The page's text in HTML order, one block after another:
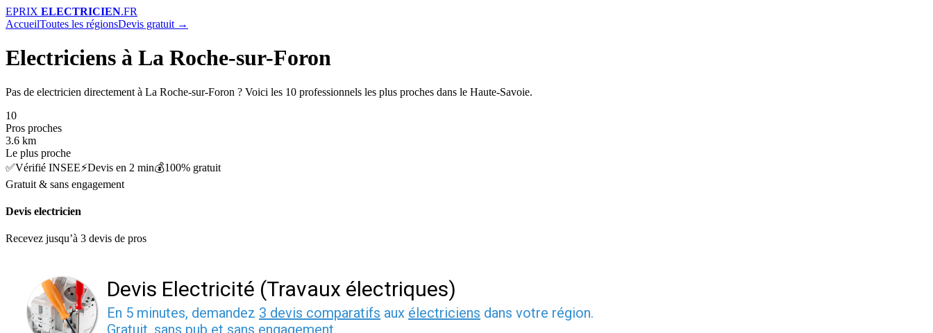
EPRIX ELECTRICIEN.FR
AccueilToutes les régionsDevis gratuit →
Electriciens à La Roche-sur-Foron
Pas de electricien directement à La Roche-sur-Foron ? Voici les 10 professionnels les plus proches dans le Haute-Savoie.
10
Pros proches
3.6 km
Le plus proche
✅Vérifié INSEE⚡Devis en 2 min💰100% gratuit
Gratuit & sans engagement
Devis electricien
Recevez jusqu’à 3 devis de pros
Devis Electricité (Travaux électriques)
En 5 minutes, demandez 3 devis comparatifs aux électriciens dans votre région.